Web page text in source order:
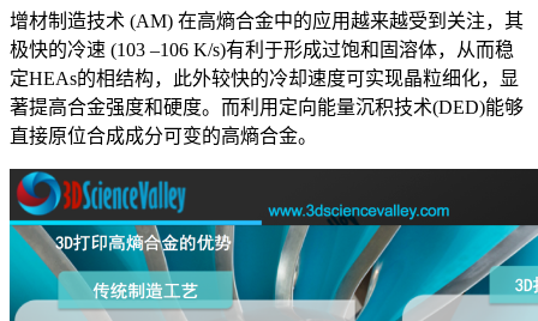
增材制造技术 (AM) 在高熵合金中的应用越来越受到关注，其
极快的冷速 (103 –106 K/s)有利于形成过饱和固溶体，从而稳
定HEAs的相结构，此外较快的冷却速度可实现晶粒细化，显
著提高合金强度和硬度。而利用定向能量沉积技术(DED)能够
直接原位合成成分可变的高熵合金。